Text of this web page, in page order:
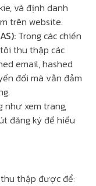
và định danh
trên website.
Trong các chiến
thu thập các
email, hashed
đổi mà vẫn đảm
như xem trang,
đăng ký để hiểu
thập được để: